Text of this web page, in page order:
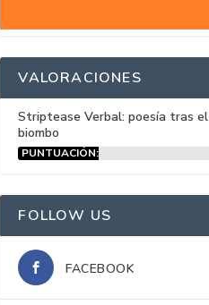
VALORACIONES
Striptease Verbal: poesía tras el
biombo
PUNTUACIÓN:
FOLLOW US
FACEBOOK